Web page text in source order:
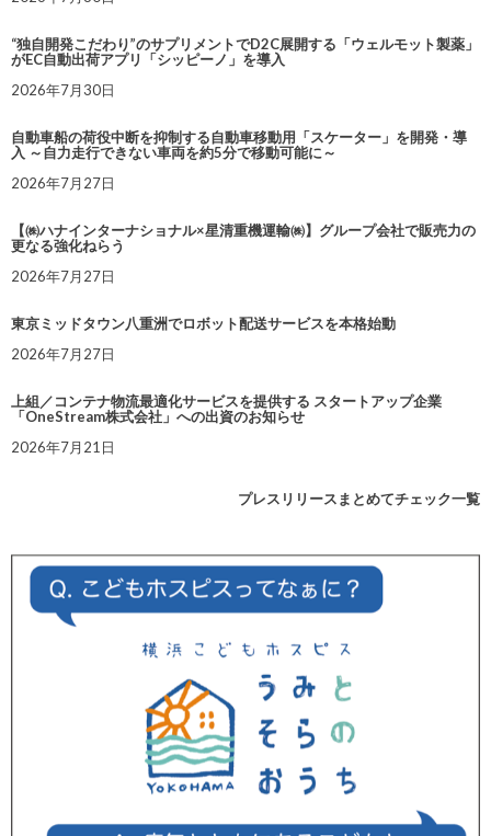
“独自開発こだわり”のサプリメントでD2C展開する「ウェルモット製薬」
がEC自動出荷アプリ「シッピーノ」を導入
2026年7月30日
自動車船の荷役中断を抑制する自動車移動用「スケーター」を開発・導
入 ～自力走行できない車両を約5分で移動可能に～
2026年7月27日
【㈱ハナインターナショナル×星清重機運輸㈱】グループ会社で販売力の
更なる強化ねらう
2026年7月27日
東京ミッドタウン八重洲でロボット配送サービスを本格始動
2026年7月27日
上組／コンテナ物流最適化サービスを提供する スタートアップ企業
「OneStream株式会社」への出資のお知らせ
2026年7月21日
プレスリリースまとめてチェック一覧